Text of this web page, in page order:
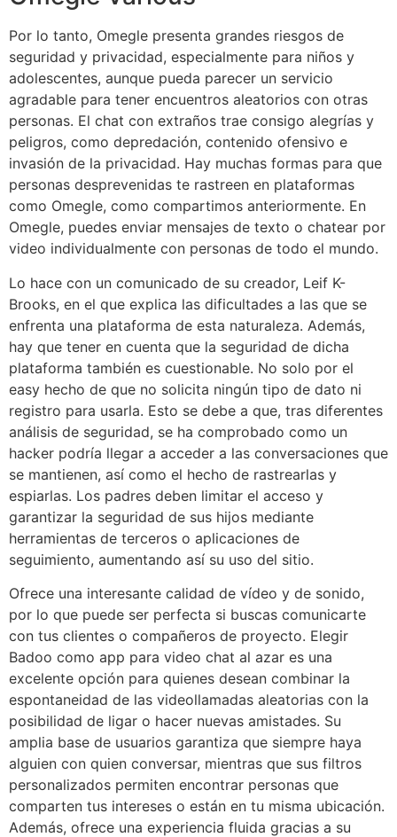
Por lo tanto, Omegle presenta grandes riesgos de
seguridad y privacidad, especialmente para niños y
adolescentes, aunque pueda parecer un servicio
agradable para tener encuentros aleatorios con otras
personas. El chat con extraños trae consigo alegrías y
peligros, como depredación, contenido ofensivo e
invasión de la privacidad. Hay muchas formas para que
personas desprevenidas te rastreen en plataformas
como Omegle, como compartimos anteriormente. En
Omegle, puedes enviar mensajes de texto o chatear por
video individualmente con personas de todo el mundo.
Lo hace con un comunicado de su creador, Leif K-
Brooks, en el que explica las dificultades a las que se
enfrenta una plataforma de esta naturaleza. Además,
hay que tener en cuenta que la seguridad de dicha
plataforma también es cuestionable. No solo por el
easy hecho de que no solicita ningún tipo de dato ni
registro para usarla. Esto se debe a que, tras diferentes
análisis de seguridad, se ha comprobado como un
hacker podría llegar a acceder a las conversaciones que
se mantienen, así como el hecho de rastrearlas y
espiarlas. Los padres deben limitar el acceso y
garantizar la seguridad de sus hijos mediante
herramientas de terceros o aplicaciones de
seguimiento, aumentando así su uso del sitio.
Ofrece una interesante calidad de vídeo y de sonido,
por lo que puede ser perfecta si buscas comunicarte
con tus clientes o compañeros de proyecto. Elegir
Badoo como app para video chat al azar es una
excelente opción para quienes desean combinar la
espontaneidad de las videollamadas aleatorias con la
posibilidad de ligar o hacer nuevas amistades. Su
amplia base de usuarios garantiza que siempre haya
alguien con quien conversar, mientras que sus filtros
personalizados permiten encontrar personas que
comparten tus intereses o están en tu misma ubicación.
Además, ofrece una experiencia fluida gracias a su